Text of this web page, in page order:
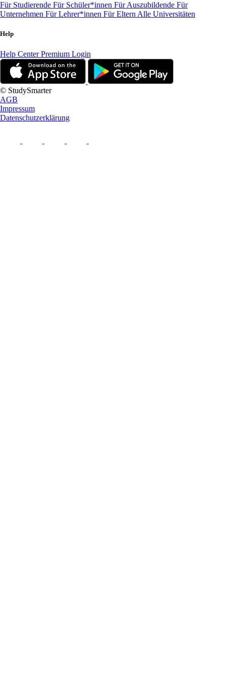
Für Studierende Für Schüler*innen Für Auszubildende Für
Unternehmen Für Lehrer*innen Für Eltern Alle Universitäten
Help
Help CenterPremium Login
© StudySmarter
AGB
Impressum
Datenschutzerklärung